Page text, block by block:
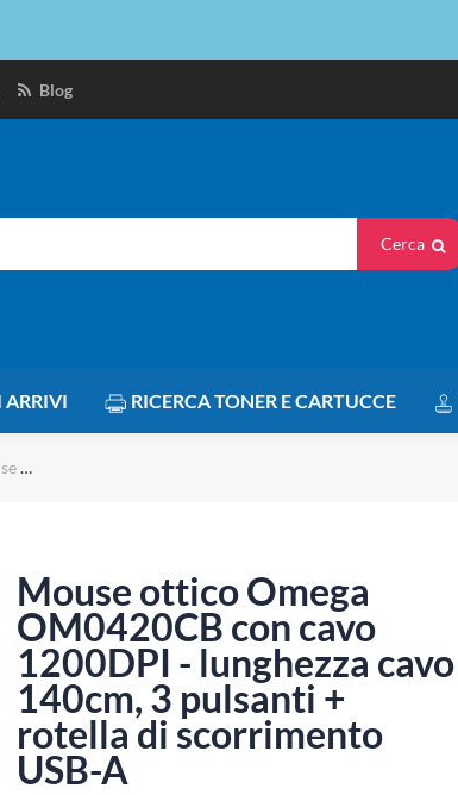
Blog
Cerca
RICERCA TONER E CARTUCCE
Mouse ottico Omega
OM0420CB con cavo
1200DPI - lunghezza cavo
140cm, 3 pulsanti +
rotella di scorrimento
USB-A